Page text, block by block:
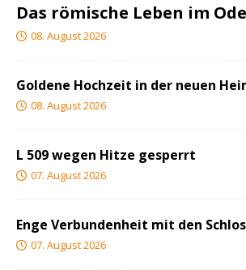
Das römische Leben im
08. August 2026
Goldene Hochzeit in der neuen
08. August 2026
L 509 wegen Hitze gesperrt
07. August 2026
Enge Verbundenheit mit den
07. August 2026